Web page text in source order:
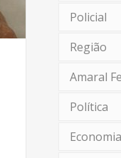
Policial
Região
Amaral
Política
Economia